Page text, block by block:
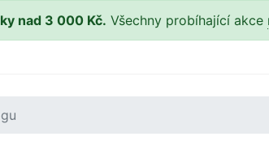
nad 3 000 Kč. Všechny probíhající akce